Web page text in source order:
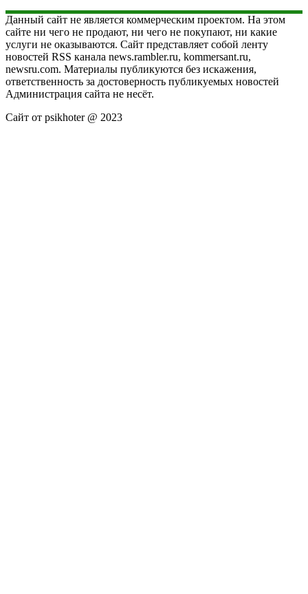
Данный сайт не является коммерческим проектом. На этом
сайте ни чего не продают, ни чего не покупают, ни какие
услуги не оказываются. Сайт представляет собой ленту
новостей RSS канала news.rambler.ru, kommersant.ru,
newsru.com. Материалы публикуются без искажения,
ответственность за достоверность публикуемых новостей
Администрация сайта не несёт.
Сайт от psikhoter @ 2023